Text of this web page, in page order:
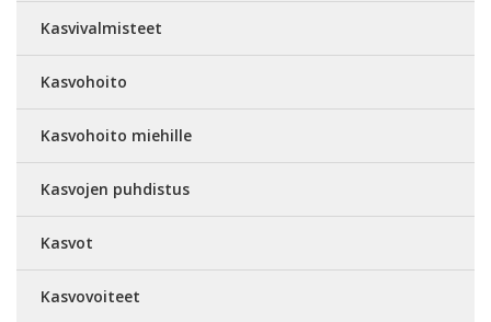
Kasvivalmisteet
Kasvohoito
Kasvohoito miehille
Kasvojen puhdistus
Kasvot
Kasvovoiteet